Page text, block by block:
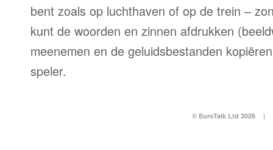
bent zoals op luchthaven of op de trein –
kunt de woorden en zinnen afdrukken
meenemen en de geluidsbestanden
speler.
© EuroTalk Ltd 2026 |